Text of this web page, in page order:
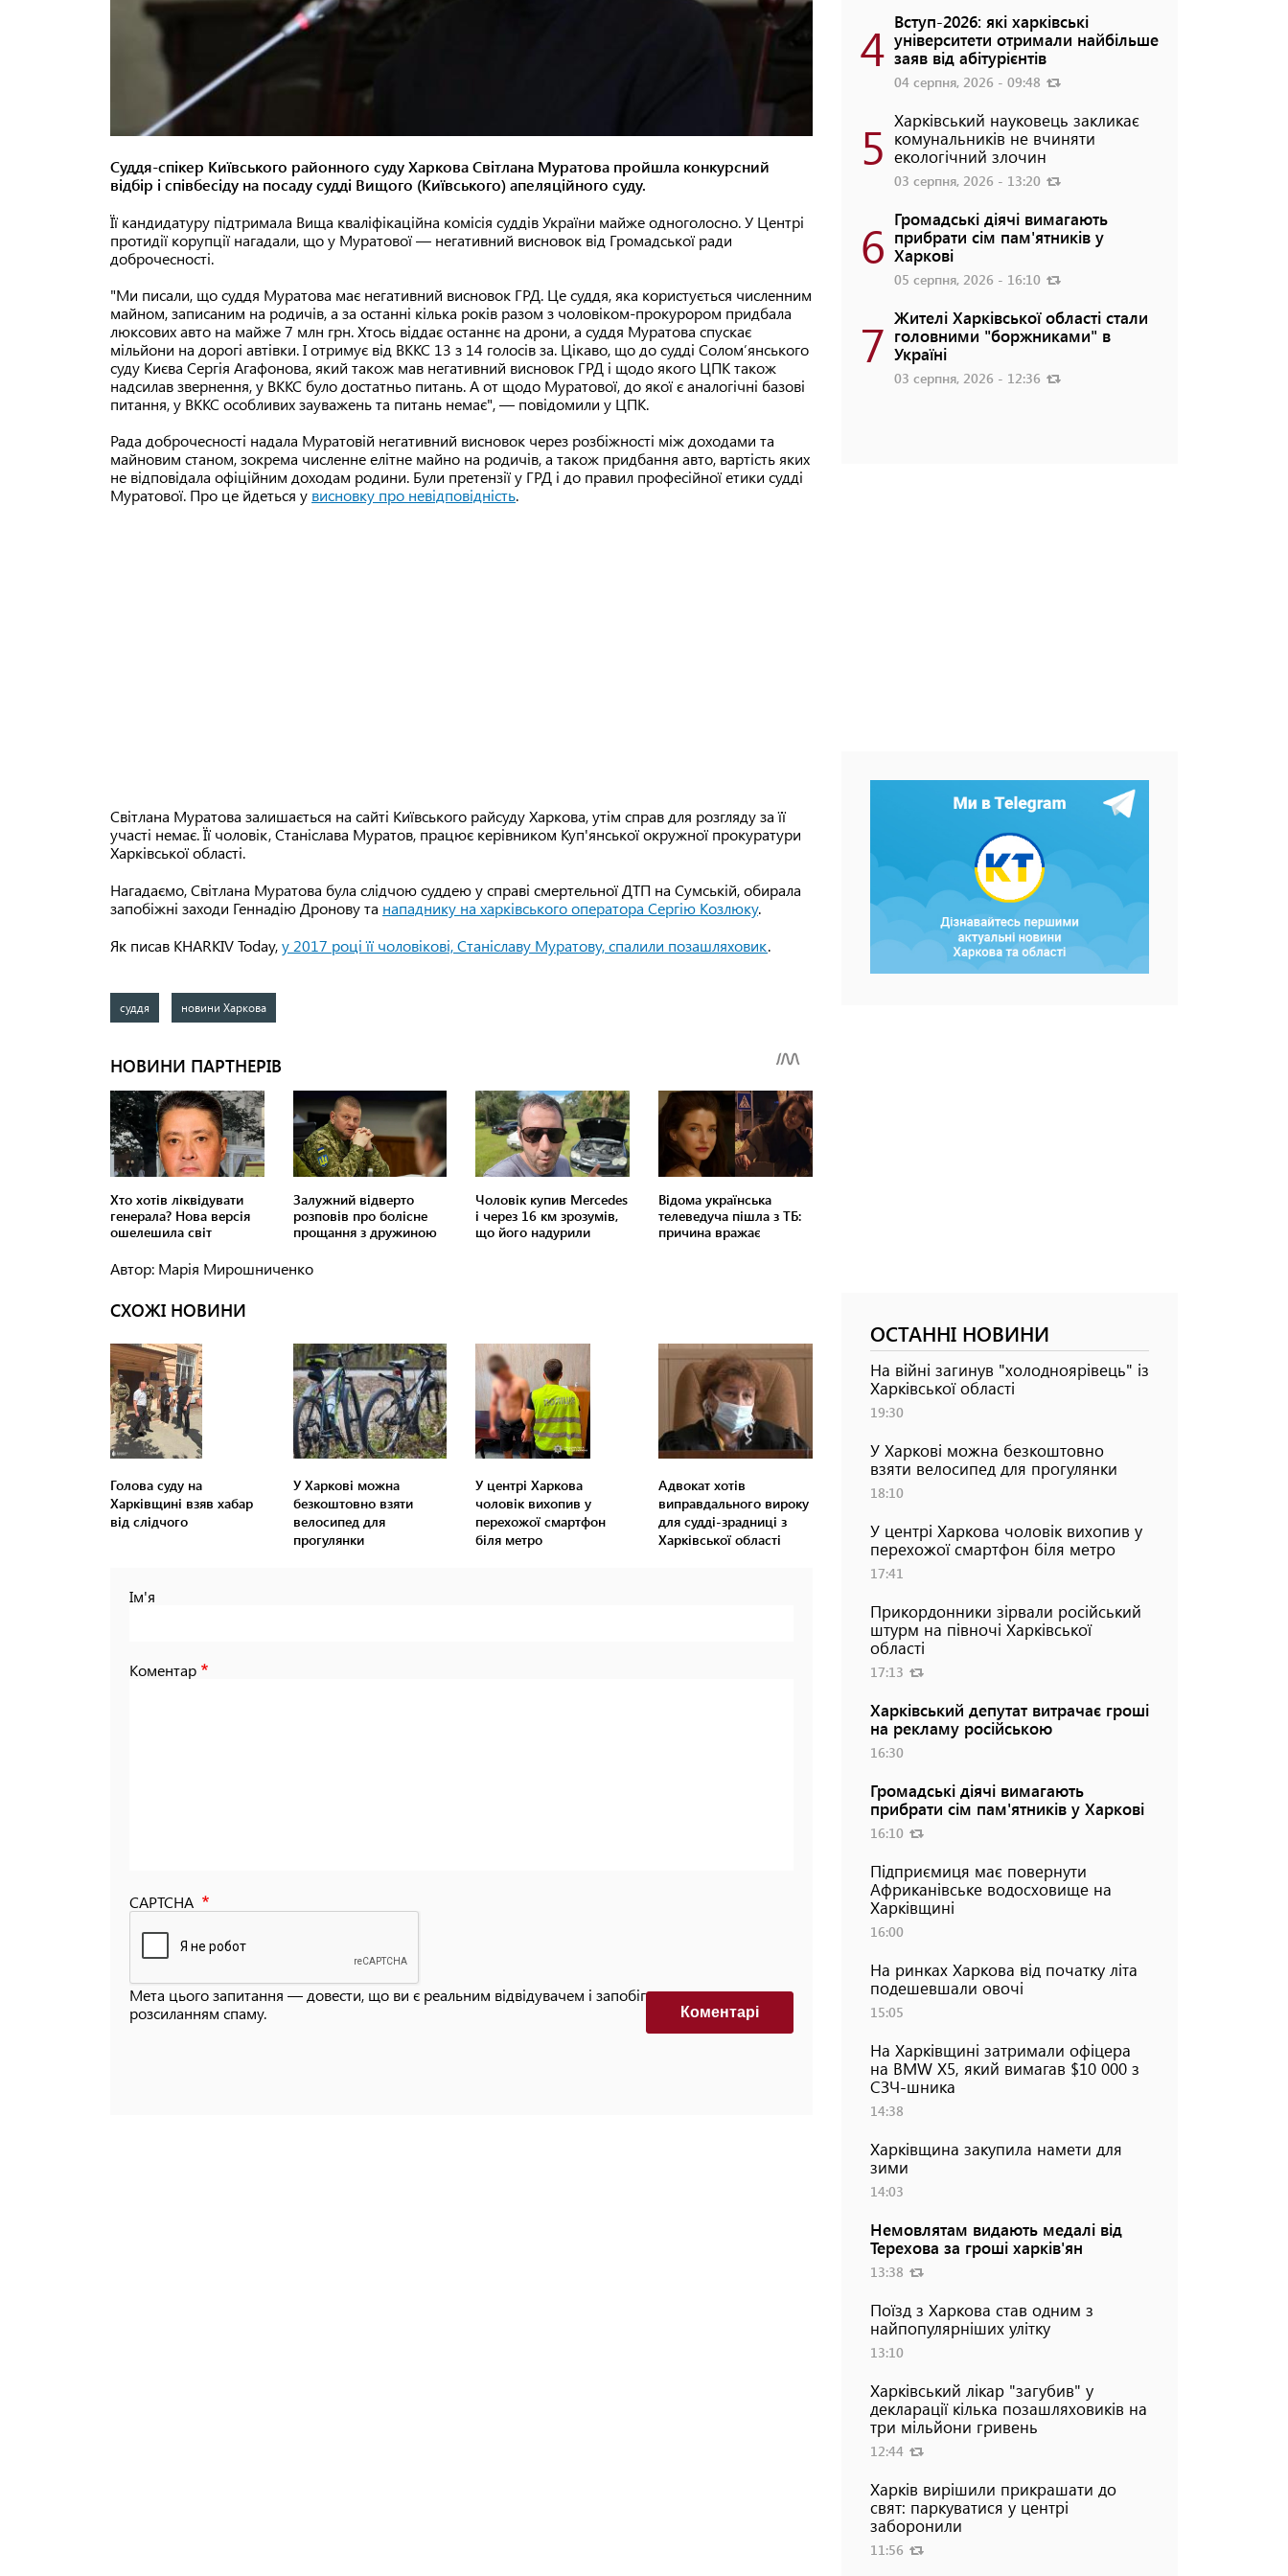
Суддя-спікер Київського районного суду Харкова Світлана Муратова пройшла конкурсний
відбір і співбесіду на посаду судді Вищого (Київського) апеляційного суду.
Її кандидатуру підтримала Вища кваліфікаційна комісія суддів України майже одноголосно. У Центрі
протидії корупції нагадали, що у Муратової — негативний висновок від Громадської ради
доброчесності.
"Ми писали, що суддя Муратова має негативний висновок ГРД. Це суддя, яка користується численним
майном, записаним на родичів, а за останні кілька років разом з чоловіком-прокурором придбала
люксових авто на майже 7 млн грн. Хтось віддає останнє на дрони, а суддя Муратова спускає
мільйони на дорогі автівки. І отримує від ВККС 13 з 14 голосів за. Цікаво, що до судді Солом’янського
суду Києва Сергія Агафонова, який також мав негативний висновок ГРД і щодо якого ЦПК також
надсилав звернення, у ВККС було достатньо питань. А от щодо Муратової, до якої є аналогічні базові
питання, у ВККС особливих зауважень та питань немає", — повідомили у ЦПК.
Рада доброчесності надала Муратовій негативний висновок через розбіжності між доходами та
майновим станом, зокрема численне елітне майно на родичів, а також придбання авто, вартість яких
не відповідала офіційним доходам родини. Були претензії у ГРД і до правил професійної етики судді
Муратової. Про це йдеться у висновку про невідповідність.
Світлана Муратова залишається на сайті Київського райсуду Харкова, утім справ для розгляду за її
участі немає. Її чоловік, Станіслава Муратов, працює керівником Куп'янської окружної прокуратури
Харківської області.
Нагадаємо, Світлана Муратова була слідчою суддею у справі смертельної ДТП на Сумській, обирала
запобіжні заходи Геннадію Дронову та нападнику на харківського оператора Сергію Козлюку.
Як писав KHARKIV Today,у 2017 році її чоловікові, Станіславу Муратову, спалили позашляховик.
суддя новини Харкова
Автор: Марія Мирошниченко
СХОЖІ НОВИНИ
Голова суду на
Харківщині взяв хабар
від слідчого
У Харкові можна
безкоштовно взяти
велосипед для
прогулянки
У центрі Харкова
чоловік вихопив у
перехожої смартфон
біля метро
Адвокат хотів
виправдального вироку
для судді-зрадниці з
Харківської області
Ім'я
Коментар
CAPTCHA
Мета цього запитання — довести, що ви є реальним відвідувачем і запобігти автоматизованим
розсиланням спаму.
Коментарi
4 Вступ-2026: які харківські
університети отримали найбільше
заяв від абітурієнтів
04 серпня, 2026 - 09:48
5 Харківський науковець закликає
комунальників не вчиняти
екологічний злочин
03 серпня, 2026 - 13:20
6 Громадські діячі вимагають
прибрати сім пам'ятників у
Харкові
05 серпня, 2026 - 16:10
7 Жителі Харківської області стали
головними "боржниками" в
Україні
03 серпня, 2026 - 12:36
ОСТАННІ НОВИНИ
На війні загинув "холодноярівець" із
Харківської області
19:30
У Харкові можна безкоштовно
взяти велосипед для прогулянки
18:10
У центрі Харкова чоловік вихопив у
перехожої смартфон біля метро
17:41
Прикордонники зірвали російський
штурм на півночі Харківської
області
17:13
Харківський депутат витрачає гроші
на рекламу російською
16:30
Громадські діячі вимагають
прибрати сім пам'ятників у Харкові
16:10
Підприємиця має повернути
Африканівське водосховище на
Харківщині
16:00
На ринках Харкова від початку літа
подешевшали овочі
15:05
На Харківщині затримали офіцера
на BMW Х5, який вимагав $10 000 з
СЗЧ-шника
14:38
Харківщина закупила намети для
зими
14:03
Немовлятам видають медалі від
Терехова за гроші харків'ян
13:38
Поїзд з Харкова став одним з
найпопулярніших улітку
13:10
Харківський лікар "загубив" у
декларації кілька позашляховиків на
три мільйони гривень
12:44
Харків вирішили прикрашати до
свят: паркуватися у центрі
заборонили
11:56